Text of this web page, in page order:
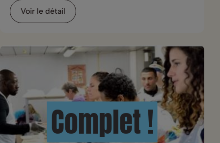
Voir le détail
Complet !